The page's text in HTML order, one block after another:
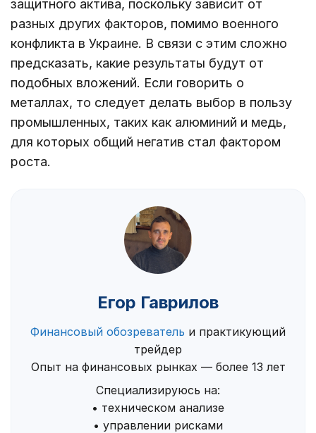
защитного актива, поскольку зависит от
разных других факторов, помимо военного
конфликта в Украине. В связи с этим сложно
предсказать, какие результаты будут от
подобных вложений. Если говорить о
металлах, то следует делать выбор в пользу
промышленных, таких как алюминий и медь,
для которых общий негатив стал фактором
роста.
Егор Гаврилов
Финансовый обозреватель и практикующий
трейдер
Опыт на финансовых рынках — более 13 лет
Специализируюсь на:
• техническом анализе
• управлении рисками